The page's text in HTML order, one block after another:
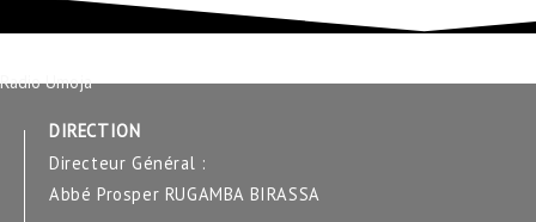
Radio Umoja
DIRECTION
Directeur Général :
Abbé Prosper RUGAMBA BIRASSA